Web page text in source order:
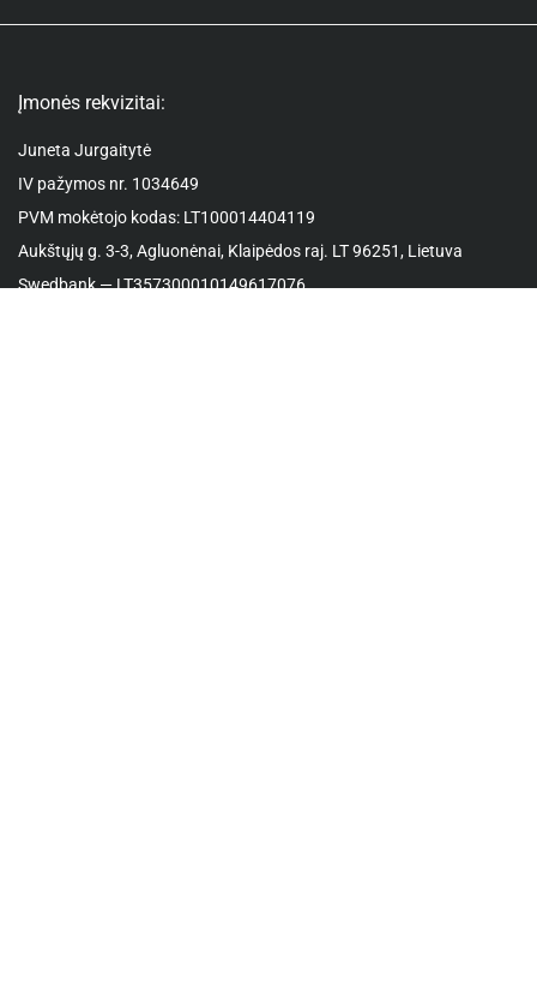
Įmonės rekvizitai:
Juneta Jurgaitytė
IV pažymos nr. 1034649
PVM mokėtojo kodas: LT100014404119
Aukštųjų g. 3-3, Agluonėnai, Klaipėdos raj. LT 96251, Lietuva
Swedbank — LT357300010149617076